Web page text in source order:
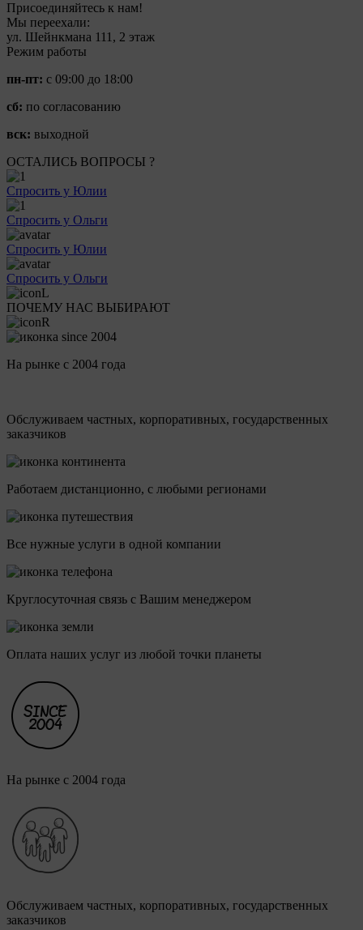
Присоединяйтесь к нам!
Мы переехали:
ул. Шейнкмана 111, 2 этаж
Режим работы
пн-пт: с 09:00 до 18:00
сб: по согласованию
вск: выходной
ОСТАЛИСЬ ВОПРОСЫ ?
Спросить у Юлии
Спросить у Ольги
Спросить у Юлии
Спросить у Ольги
ПОЧЕМУ НАС ВЫБИРАЮТ
На рынке с 2004 года
Обслуживаем частных, корпоративных, государственных
заказчиков
Работаем дистанционно, с любыми регионами
Все нужные услуги в одной компании
Круглосуточная связь с Вашим менеджером
Оплата наших услуг из любой точки планеты
На рынке с 2004 года
Обслуживаем частных, корпоративных, государственных
заказчиков